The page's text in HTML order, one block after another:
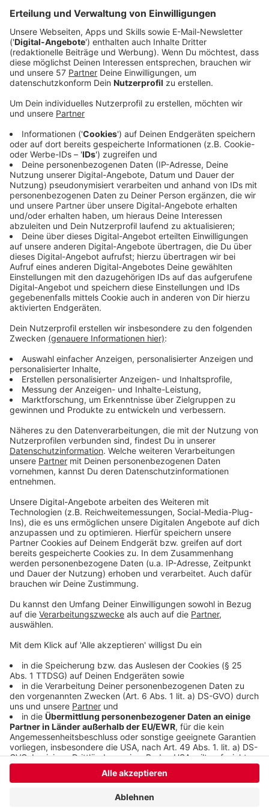
Anzeige
Mit mittlerweile vier ausgekoppelten Singles hat
Justin Bieber seine Millionenschar an Fans in den
vergangenen Monaten über Wasser gehalten, doch
"Justice" ist nun veröffentlicht.
"Mein Ziel bei diesem Album ist es, Musik zu machen,
die Trost spendet. Ich möchte Songs machen, mit
denen sich die Leute identifizieren können und mit
denen sie sich weniger allein fühlen", hat Bieber im
Vorfeld erklärt und damit seine Vorstellungen und
Visionen für "Justice" Ausdruck verliehen. Auf der
Platte des Superstars sind wenig überraschend einige
Hochkaräter dabei - unter anderem Chance The
Rapper, Kid Laroi und Khalid.
"Justice" könnt ihr euch hier in voller Länge anhören.
Anzeige
Anzeige
Wir benötigen Ihre
Zustimmung, um den YouTube
Video-Service zu laden!
Drittanbieters, um Videoinhalte
einzubetten. Dieser Service kann
Daten zu Ihren Aktivitäten
sammeln. Bitte lesen Sie die
Details durch und stimmen Sie der
Nutzung des Service zu, um dieses
Video anzusehen.
Mehr Informationen
Management Platform
Justin Bieber - Hold On (Official Video)
Anzeige
Anzeige